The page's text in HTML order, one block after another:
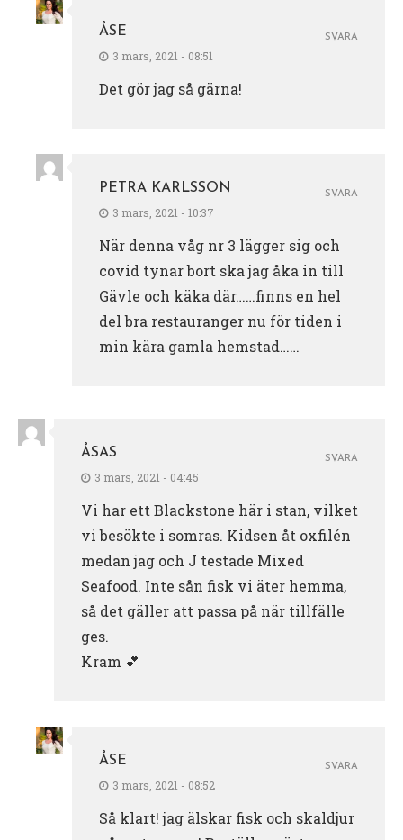
ÅSE
3 mars, 2021 - 08:51
Det gör jag så gärna!
SVARA
PETRA KARLSSON
3 mars, 2021 - 10:37
När denna våg nr 3 lägger sig och
covid tynar bort ska jag åka in till
Gävle och käka där……finns en hel
del bra restauranger nu för tiden i
min kära gamla hemstad……
SVARA
ÅSAS
3 mars, 2021 - 04:45
Vi har ett Blackstone här i stan, vilket
vi besökte i somras. Kidsen åt oxfilén
medan jag och J testade Mixed
Seafood. Inte sån fisk vi äter hemma,
så det gäller att passa på när tillfälle
ges.
Kram 💕
SVARA
ÅSE
3 mars, 2021 - 08:52
Så klart! jag älskar fisk och skaldjur
SVARA